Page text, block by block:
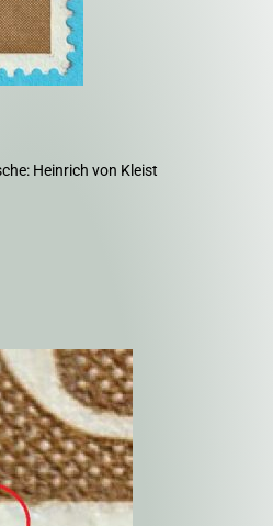
Heinrich von Kleist